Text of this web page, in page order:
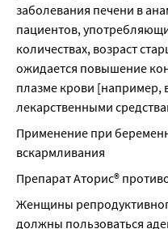
заболевания печени в
пациентов,
количествах, возраст
ожидается повышение
плазме крови [например,
лекарственными
Применение при
вскармливания
Препарат Аторис®
Женщины
должны пользоваться